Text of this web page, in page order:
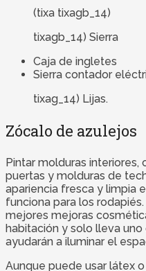
(tixa tixagb_14)
tixagb_14) Sierra
Caja de ingletes
Sierra contador
tixag_14) Lijas.
Zócalo de azulejos
Pintar molduras
puertas y molduras de
apariencia fresca y limpia
funciona para los
mejores mejoras
habitación y solo lleva
ayudarán a iluminar el
Aunque puede usar látex